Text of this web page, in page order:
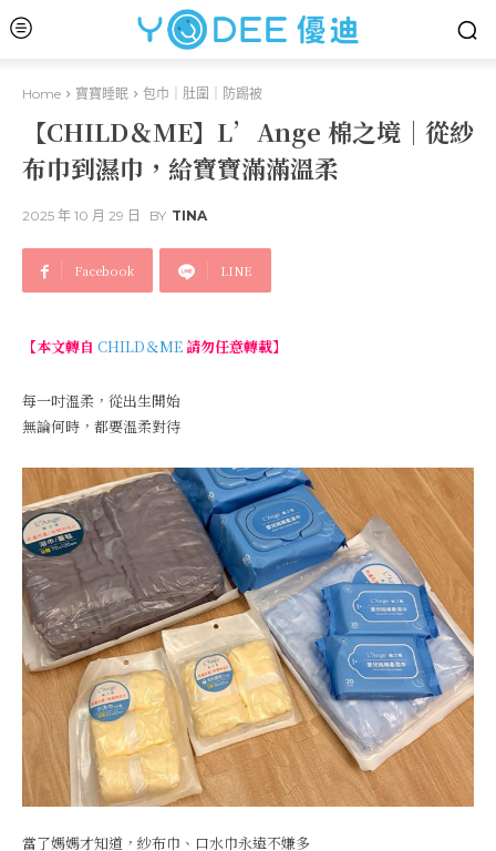
Home 寶寶睡眠 包巾｜肚圍｜防踢被
【CHILD＆ME】L’Ange 棉之境｜從紗
布巾到濕巾，給寶寶滿滿溫柔
2025 年 10 月 29 日 BY TINA
Facebook LINE
【本文轉自 CHILD＆ME請勿任意轉載】
每一吋溫柔，從出生開始
無論何時，都要溫柔對待
當了媽媽才知道，紗布巾、口水巾永遠不嫌多